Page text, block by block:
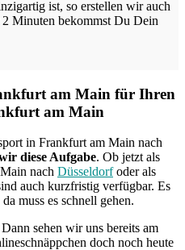
ist, so erstellen wir auch
Minuten bekommst Du Dein
am Main für Ihren
am Main
in Frankfurt am Main nach
diese Aufgabe. Ob jetzt als
nach Düsseldorfoder als
auch kurzfristig verfügbar. Es
muss es schnell gehen.
sehen wir uns bereits am
doch noch heute